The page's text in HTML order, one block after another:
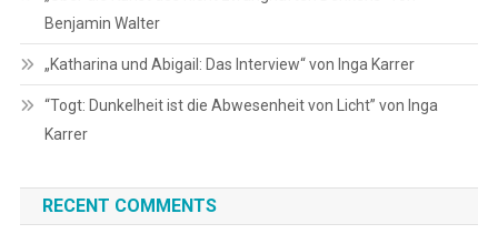
Benjamin Walter
„Katharina und Abigail: Das Interview“ von Inga Karrer
“Togt: Dunkelheit ist die Abwesenheit von Licht” von Inga
Karrer
RECENT COMMENTS